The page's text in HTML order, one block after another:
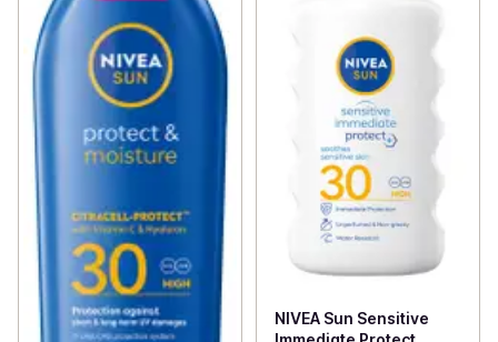
NIVEA Sun Sensitive